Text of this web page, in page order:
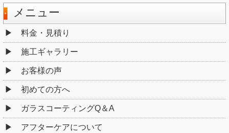
メニュー
料金・見積り
施工ギャラリー
お客様の声
初めての方へ
ガラスコーティングQ＆A
アフターケアについて